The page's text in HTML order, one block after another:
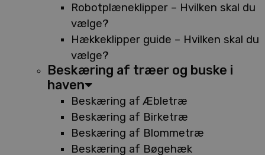
Robotplæneklipper – Hvilken skal du
vælge?
Hækkeklipper guide – Hvilken skal du
vælge?
Beskæring af træer og buske i
haven
Beskæring af Æbletræ
Beskæring af Birketræ
Beskæring af Blommetræ
Beskæring af Bøgehæk